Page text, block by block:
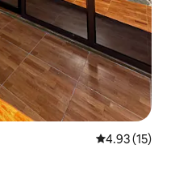
평점 4.93점
4.93 (15)